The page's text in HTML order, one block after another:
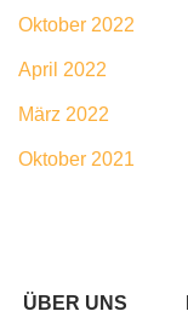
Oktober 2022
April 2022
März 2022
Oktober 2021
ÜBER UNS